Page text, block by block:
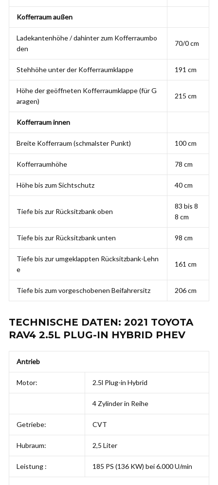
Kofferraum außen
Ladekantenhöhe / dahinter zum Kofferraumbo
den
70/0 cm
Stehhöhe unter der Kofferraumklappe 191 cm
Höhe der geöffneten Kofferraumklappe (für G
aragen)
215 cm
Kofferraum innen
Breite Kofferraum (schmalster Punkt) 100 cm
Kofferraumhöhe 78 cm
Höhe bis zum Sichtschutz 40 cm
Tiefe bis zur Rücksitzbank oben
83 bis 8
8 cm
Tiefe bis zur Rücksitzbank unten 98 cm
Tiefe bis zur umgeklappten Rücksitzbank-Lehn
e
161 cm
Tiefe bis zum vorgeschobenen Beifahrersitz 206 cm
TECHNISCHE DATEN: 2021 TOYOTA
RAV4 2.5L PLUG-IN HYBRID PHEV
Antrieb
Motor: 2.5l Plug-in Hybrid
4 Zylinder in Reihe
Getriebe: CVT
Hubraum: 2,5 Liter
Leistung : 185 PS (136 KW) bei 6.000 U/min